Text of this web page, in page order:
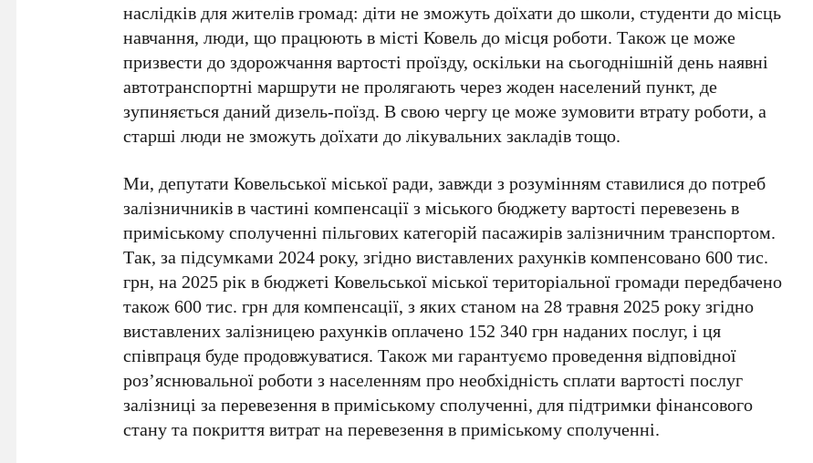
наслідків для жителів громад: діти не зможуть доїхати до школи, студенти до місць
навчання, люди, що працюють в місті Ковель до місця роботи. Також це може
призвести до здорожчання вартості проїзду, оскільки на сьогоднішній день наявні
автотранспортні маршрути не пролягають через жоден населений пункт, де
зупиняється даний дизель-поїзд. В свою чергу це може зумовити втрату роботи, а
старші люди не зможуть доїхати до лікувальних закладів тощо.
Ми, депутати Ковельської міської ради, завжди з розумінням ставилися до потреб
залізничників в частині компенсації з міського бюджету вартості перевезень в
приміському сполученні пільгових категорій пасажирів залізничним транспортом.
Так, за підсумками 2024 року, згідно виставлених рахунків компенсовано 600 тис.
грн, на 2025 рік в бюджеті Ковельської міської територіальної громади передбачено
також 600 тис. грн для компенсації, з яких станом на 28 травня 2025 року згідно
виставлених залізницею рахунків оплачено 152 340 грн наданих послуг, і ця
співпраця буде продовжуватися. Також ми гарантуємо проведення відповідної
роз’яснювальної роботи з населенням про необхідність сплати вартості послуг
залізниці за перевезення в приміському сполученні, для підтримки фінансового
стану та покриття витрат на перевезення в приміському сполученні.